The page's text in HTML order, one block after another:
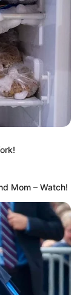
Mom – Watch!